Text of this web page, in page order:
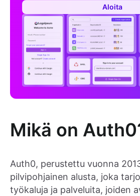
Aloita
Mikä on
Auth0, perustettu vuonna
pilvipohjainen alusta, joka
työkaluja ja palveluita, joiden